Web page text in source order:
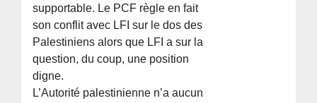
supportable. Le PCF règle en fait
son conflit avec LFI sur le dos des
Palestiniens alors que LFI a sur la
question, du coup, une position
digne.
L’Autorité palestinienne n’a aucun